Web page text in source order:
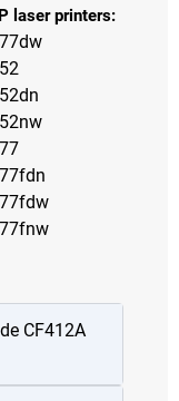
laser printers:
CF412A